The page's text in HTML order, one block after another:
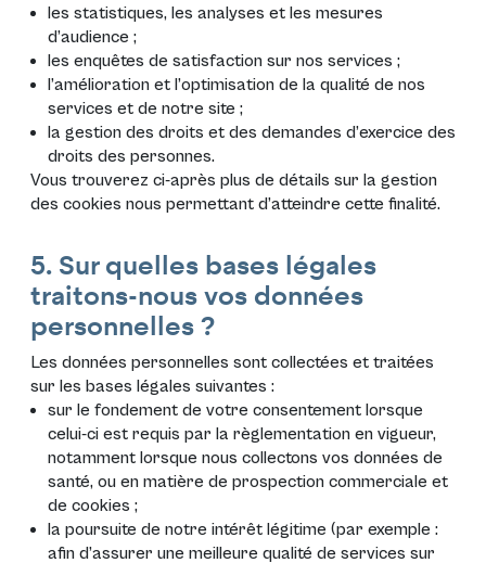
les statistiques, les analyses et les mesures
d’audience ;
les enquêtes de satisfaction sur nos services ;
l’amélioration et l’optimisation de la qualité de nos
services et de notre site ;
la gestion des droits et des demandes d’exercice des
droits des personnes.
Vous trouverez ci-après plus de détails sur la gestion
des cookies nous permettant d’atteindre cette finalité.
5. Sur quelles bases légales
traitons-nous vos données
personnelles ?
Les données personnelles sont collectées et traitées
sur les bases légales suivantes :
sur le fondement de votre consentement lorsque
celui-ci est requis par la règlementation en vigueur,
notamment lorsque nous collectons vos données de
santé, ou en matière de prospection commerciale et
de cookies ;
la poursuite de notre intérêt légitime (par exemple :
afin d’assurer une meilleure qualité de services sur